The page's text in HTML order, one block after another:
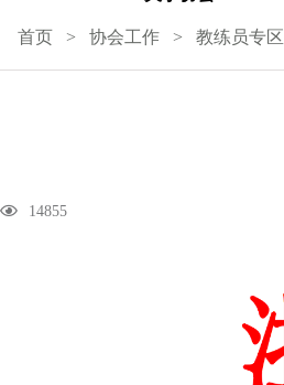
首页 协会工作 教练员专区
14855